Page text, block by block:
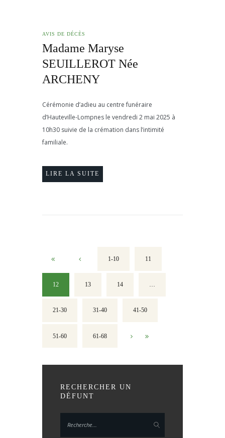
AVIS DE DÉCÈS
Madame Maryse
SEUILLEROT Née
ARCHENY
Cérémonie d’adieu au centre funéraire
d’Hauteville-Lompnes le vendredi 2 mai 2025 à
10h30 suivie de la crémation dans l’intimité
familiale.
LIRE LA SUITE
1-10 11
12 13 14 …
21-30 31-40 41-50
51-60 61-68
RECHERCHER UN
DÉFUNT